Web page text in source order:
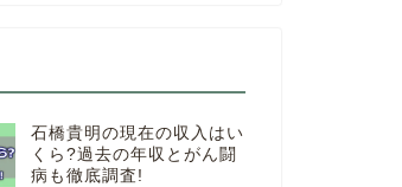
石橋貴明の現在の収入はい
くら?過去の年収とがん闘
病も徹底調査!